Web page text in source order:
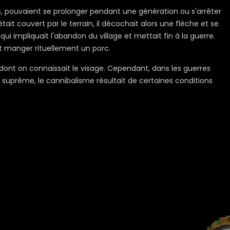
pouvaient se prolonger pendant une génération ou s'arrêter
couvert par le terrain, il décochait alors une flèche et se
impliquait l'abandon du village et mettait fin à la guerre.
manger rituellement un porc.
on connaissait le visage. Cependant, dans les guerres
le cannibalisme résultait de certaines conditions